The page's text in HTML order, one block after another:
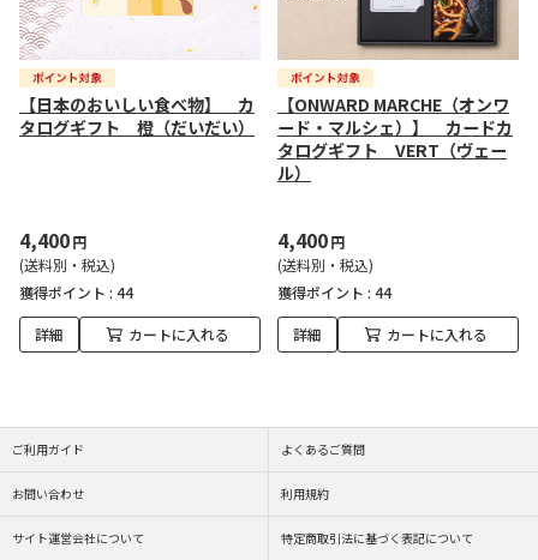
【日本のおいしい食べ物】 カ
タログギフト 橙（だいだい）
4,400円
(送料別・税込)
獲得ポイント : 44
詳細 カートに入れる
【ONWARD MARCHE（オンワ
ード・マルシェ）】 カードカ
タログギフト VERT（ヴェー
ル）
4,400円
(送料別・税込)
獲得ポイント : 44
詳細 カートに入れる
ご利用ガイド よくあるご質問
お問い合わせ 利用規約
サイト運営会社について 特定商取引法に基づく表記について